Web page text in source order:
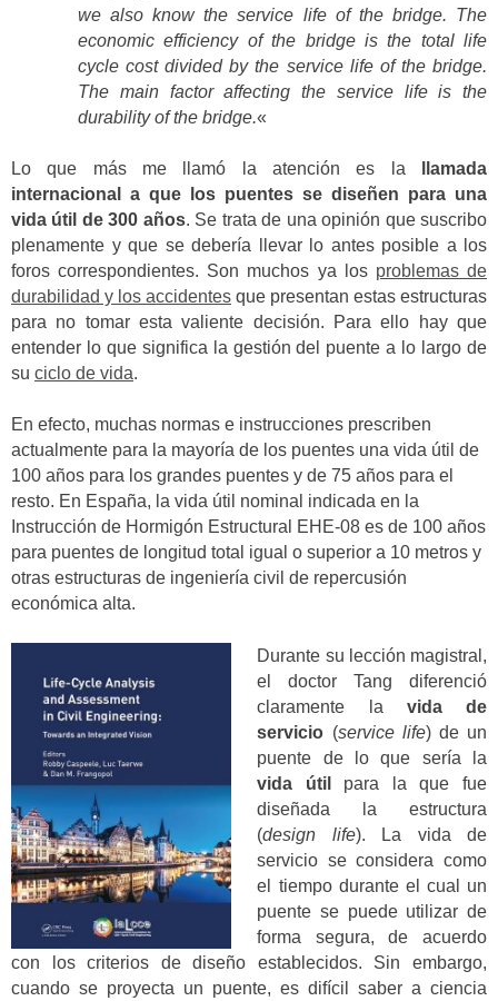
we also know the service life of the bridge. The
economic efficiency of the bridge is the total life
cycle cost divided by the service life of the bridge.
The main factor affecting the service life is the
durability of the bridge.«
Lo que más me llamó la atención es la
llamada
internacional a que los puentes se diseñen para una
vida útil de 300 años. Se trata de una opinión que suscribo
plenamente y que se debería llevar lo antes posible a los
foros correspondientes. Son muchos ya los problemas de
durabilidad y los accidentes que presentan estas estructuras
para no tomar esta valiente decisión. Para ello hay que
entender lo que significa la gestión del puente a lo largo de
su ciclo de vida.
En efecto, muchas normas e instrucciones prescriben
actualmente para la mayoría de los puentes una vida útil de
100 años para los grandes puentes y de 75 años para el
resto. En España, la vida útil nominal indicada en la
Instrucción de Hormigón Estructural EHE-08 es de 100 años
para puentes de longitud total igual o superior a 10 metros y
otras estructuras de ingeniería civil de repercusión
económica alta.
Durante su lección magistral,
el doctor Tang diferenció
claramente la vida de
servicio (service life) de un
puente de lo que sería la
vida útil
para la que fue
diseñada la estructura
(design life). La vida de
servicio se considera como
el tiempo durante el cual un
puente se puede utilizar de
forma segura, de acuerdo
con los criterios de diseño establecidos. Sin embargo,
cuando se proyecta un puente, es difícil saber a ciencia